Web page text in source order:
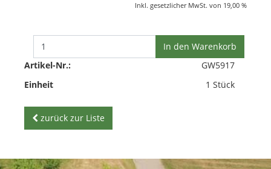
Inkl. gesetzlicher MwSt. von 19,00 %
In den Warenkorb
Artikel-Nr.:
GW5917
Einheit
1 Stück
zurück zur Liste